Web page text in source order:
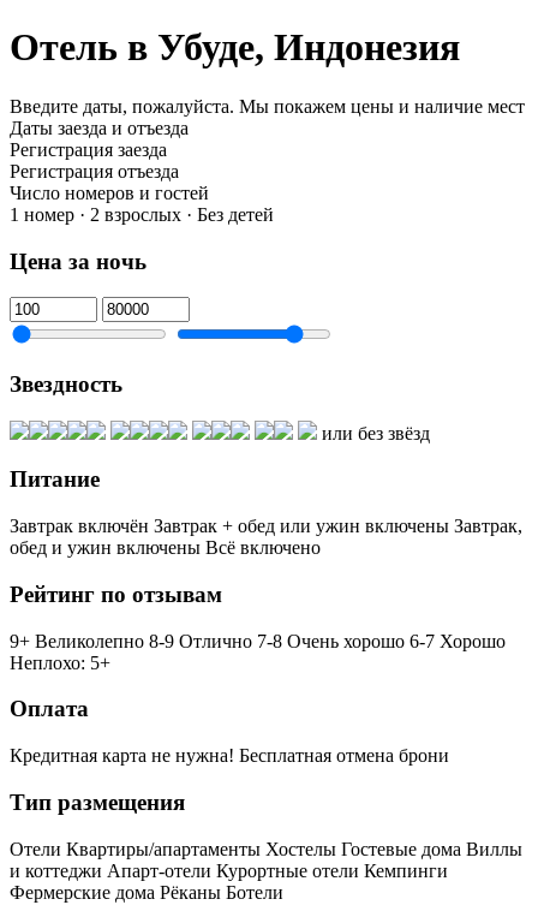
Отель в Убуде, Индонезия
Введите даты, пожалуйста. Мы покажем цены и наличие мест
Даты заезда и отъезда
Регистрация заезда
Регистрация отъезда
Число номеров и гостей
1 номер · 2 взрослых · Без детей
Цена за ночь
Звездность
или без звёзд
Питание
Завтрак включён Завтрак + обед или ужин включены Завтрак,
обед и ужин включены Всё включено
Рейтинг по отзывам
9+ Великолепно 8-9 Отлично 7-8 Очень хорошо 6-7 Хорошо
Неплохо: 5+
Оплата
Кредитная карта не нужна! Бесплатная отмена брони
Тип размещения
Отели Квартиры/апартаменты Хостелы Гостевые дома Виллы
и коттеджи Апарт-отели Курортные отели Кемпинги
Фермерские дома Рёканы Ботели